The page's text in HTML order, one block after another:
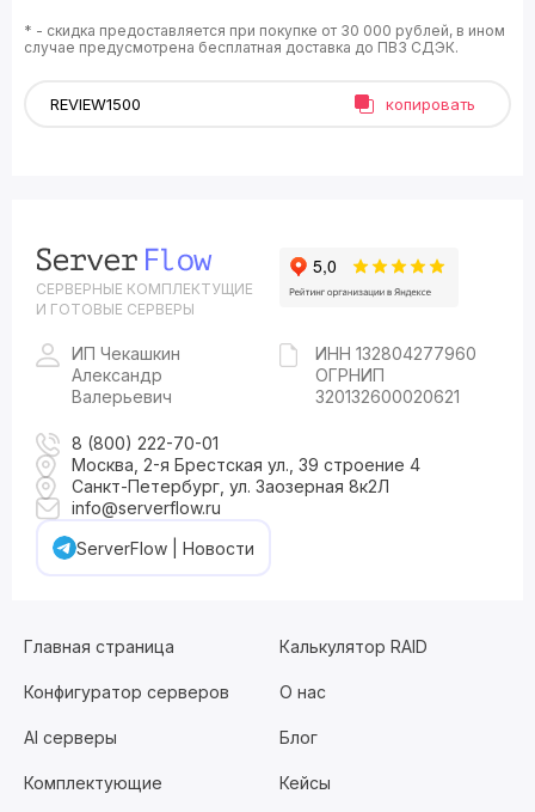
* - скидка предоставляется при покупке от 30 000 рублей, в ином
случае предусмотрена бесплатная доставка до ПВЗ СДЭК.
копировать
СЕРВЕРНЫЕ КОМПЛЕКТУЩИЕ
И ГОТОВЫЕ СЕРВЕРЫ
ИП Чекашкин
Александр
Валерьевич
ИНН 132804277960
ОГРНИП
320132600020621
8 (800) 222-70-01
Москва, 2-я Брестская ул., 39 строение 4
Санкт-Петербург, ул. Заозерная 8к2Л
info@serverflow.ru
ServerFlow | Новости
Главная страница Калькулятор RAID
Конфигуратор серверов О нас
AI серверы Блог
Комплектующие Кейсы